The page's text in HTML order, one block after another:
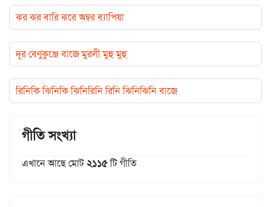
ঝর ঝর বারি ঝরে অম্বর ব্যাপিয়া
দূর বেণুকুঞ্জে বাজে মুরলী মুহু মুহু
রিনিকি ঝিনিকি ঝিনিরিনি রিনি ঝিনিঝিনি বাজে
গীতি সংখ্যা
এখানে আছে মোট২১১৫টি গীতি